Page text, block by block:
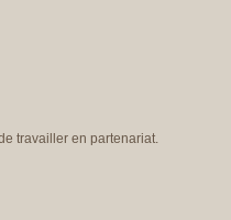
travailler en partenariat.